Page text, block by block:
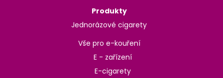
Produkty
Jednorázové cigarety
Vše pro e-kouření
E - zařízení
E-cigarety